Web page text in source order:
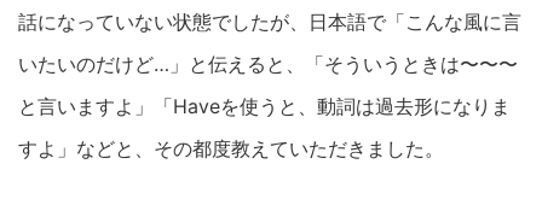
話になっていない状態でしたが、日本語で「こんな風に言
いたいのだけど…」と伝えると、「そういうときは〜〜〜
と言いますよ」「Haveを使うと、動詞は過去形になりま
すよ」などと、その都度教えていただきました。